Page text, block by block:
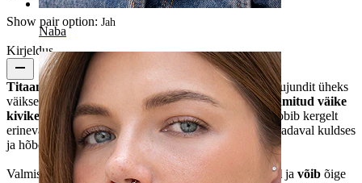
Naba
Show pair option: Jah
Kirjeldus
Titaanist kuu ja tähega labretühendab need kaks kujundit üheks
väikseks kumeraks vormiks. Kuu istub nahal ningraamitud väike
kivike kujutab tähte, luues kompaktse detaili. Ehe sobib kergelt
erinevatesse ehtekombodesse ning on silmapaistev. Saadaval kuldses
ja hõbedas toonis.
Valmistatudtitaanist, on ehe allergiavaba, veekindel ja võib õige